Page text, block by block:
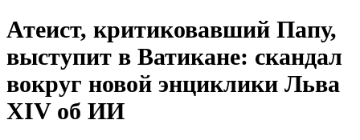
Атеист, критиковавший Папу,
выступит в Ватикане: скандал
вокруг новой энциклики Льва
XIV об ИИ